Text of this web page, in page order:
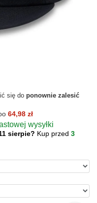
się do ponownie zalesić
64,98 zł
wysyłki
sierpie? Kup przed 3